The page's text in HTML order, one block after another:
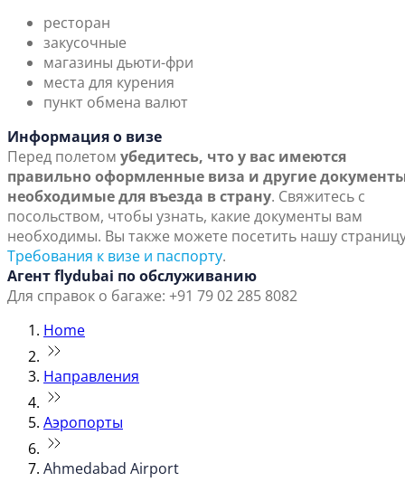
ресторан
закусочные
магазины дьюти-фри
места для курения
пункт обмена валют
Информация о визе
Перед полетом убедитесь, что у вас имеются
правильно оформленные виза и другие
необходимые для въезда в страну. Свяжитесь с
посольством, чтобы узнать, какие документы вам
необходимы. Вы также можете посетить нашу
Требования к визе и паспорту.
Агент flydubai по обслуживанию
Для справок о багаже: +91 79 02 285 8082
Home
Направления
Аэропорты
Ahmedabad Airport